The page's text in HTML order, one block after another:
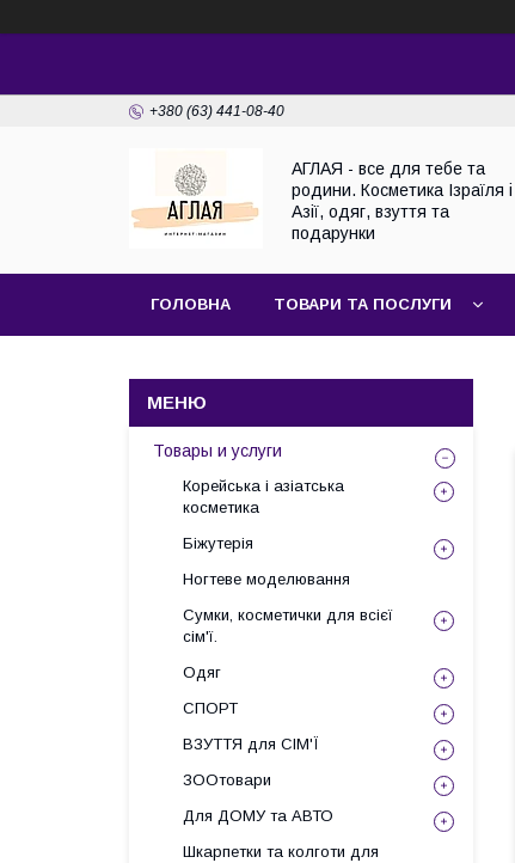
+380 (63) 441-08-40
АГЛАЯ - все для тебе та
родини. Косметика Ізраїля і
Азії, одяг, взуття та
подарунки
ГОЛОВНА ТОВАРИ ТА ПОСЛУГИ
Товары и услуги
Корейська і азіатська
косметика
Біжутерія
Ногтеве моделювання
Сумки, косметички для всієї
сім'ї.
Одяг
СПОРТ
ВЗУТТЯ для СІМ'Ї
ЗООтовари
Для ДОМУ та АВТО
Шкарпетки та колготи для